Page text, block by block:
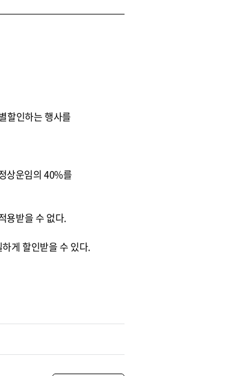
할인하는 행사를
상운임의 40%를
용받을 수 없다.
게 할인받을 수 있다.